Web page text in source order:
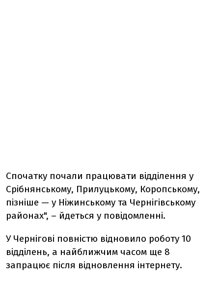
Спочатку почали працювати відділення у
Срібнянському, Прилуцькому, Коропському,
пізніше — у Ніжинському та Чернігівському
районах", – йдеться у повідомленні.
У Чернігові повністю відновило роботу 10
відділень, а найближчим часом ще 8
запрацює після відновлення інтернету.